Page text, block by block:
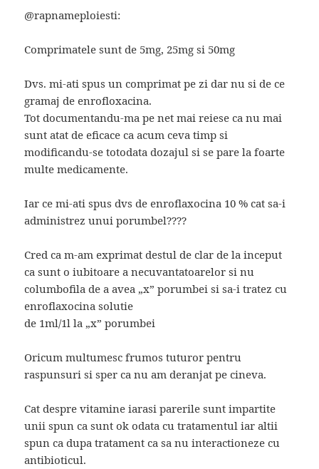
@rapnameploiesti:
Comprimatele sunt de 5mg, 25mg si 50mg
Dvs. mi-ati spus un comprimat pe zi dar nu si de ce
gramaj de enrofloxacina.
Tot documentandu-ma pe net mai reiese ca nu mai
sunt atat de eficace ca acum ceva timp si
modificandu-se totodata dozajul si se pare la foarte
multe medicamente.
Iar ce mi-ati spus dvs de enroflaxocina 10 % cat sa-i
administrez unui porumbel????
Cred ca m-am exprimat destul de clar de la inceput
ca sunt o iubitoare a necuvantatoarelor si nu
columbofila de a avea „x” porumbei si sa-i tratez cu
enroflaxocina solutie
de 1ml/1l la „x” porumbei
Oricum multumesc frumos tuturor pentru
raspunsuri si sper ca nu am deranjat pe cineva.
Cat despre vitamine iarasi parerile sunt impartite
unii spun ca sunt ok odata cu tratamentul iar altii
spun ca dupa tratament ca sa nu interactioneze cu
antibioticul.